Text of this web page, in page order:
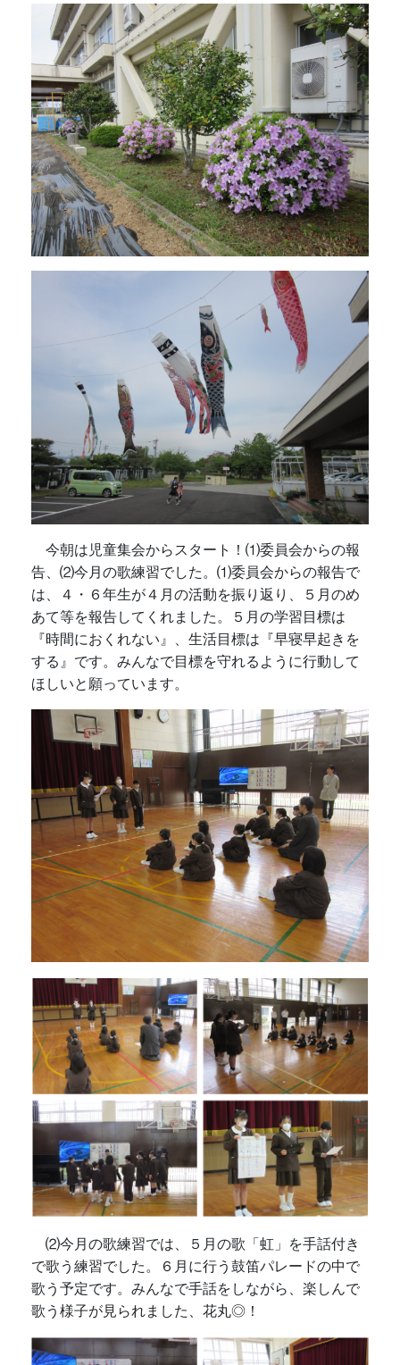
今朝は児童集会からスタート！⑴委員会からの報
告、⑵今月の歌練習でした。⑴委員会からの報告で
は、４・６年生が４月の活動を振り返り、５月のめ
あて等を報告してくれました。５月の学習目標は
『時間におくれない』、生活目標は『早寝早起きを
する』です。みんなで目標を守れるように行動して
ほしいと願っています。
⑵今月の歌練習では、５月の歌「虹」を手話付き
で歌う練習でした。６月に行う鼓笛パレードの中で
歌う予定です。みんなで手話をしながら、楽しんで
歌う様子が見られました、花丸◎！